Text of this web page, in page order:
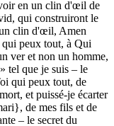
en un clin d'œil de
qui construiront le
clin d'œil, Amen
peux tout, à Qui
ver et non un homme,
tel que je suis – le
qui peux tout, de
et puissé-je écarter
de mes fils et de
– le secret du